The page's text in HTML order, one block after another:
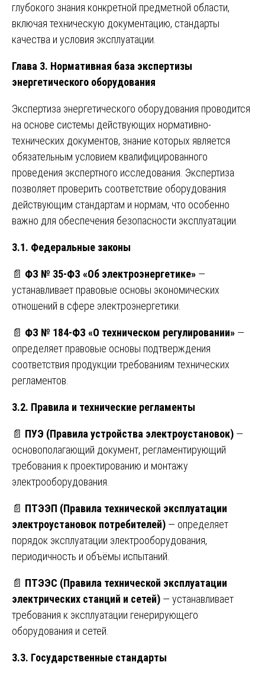
глубокого знания конкретной предметной области,
включая техническую документацию, стандарты
качества и условия эксплуатации.
Глава 3. Нормативная база экспертизы
энергетического оборудования
Экспертиза энергетического оборудования проводится
на основе системы действующих нормативно-
технических документов, знание которых является
обязательным условием квалифицированного
проведения экспертного исследования. Экспертиза
позволяет проверить соответствие оборудования
действующим стандартам и нормам, что особенно
важно для обеспечения безопасности эксплуатации.
3.1. Федеральные законы
📄 ФЗ № 35-ФЗ «Об электроэнергетике» —
устанавливает правовые основы экономических
отношений в сфере электроэнергетики.
📄 ФЗ № 184-ФЗ «О техническом регулировании» —
определяет правовые основы подтверждения
соответствия продукции требованиям технических
регламентов.
3.2. Правила и технические регламенты
📄 ПУЭ (Правила устройства электроустановок) —
основополагающий документ, регламентирующий
требования к проектированию и монтажу
электрооборудования.
📄 ПТЭЭП (Правила технической эксплуатации
электроустановок потребителей) — определяет
порядок эксплуатации электрооборудования,
периодичность и объёмы испытаний.
📄 ПТЭЭС (Правила технической эксплуатации
электрических станций и сетей) — устанавливает
требования к эксплуатации генерирующего
оборудования и сетей.
3.3. Государственные стандарты